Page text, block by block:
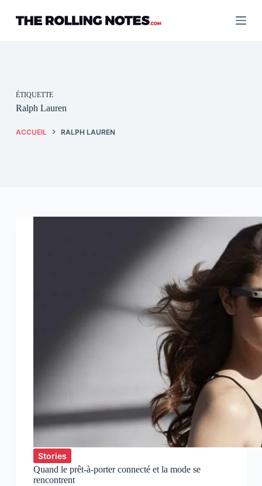
contenu
ÉTIQUETTE
Ralph Lauren
ACCUEIL RALPH LAUREN
Stories
Quand le prêt-à-porter connecté et la mode se
rencontrent